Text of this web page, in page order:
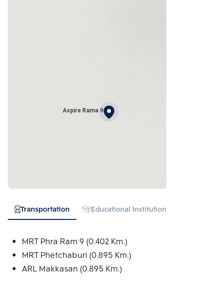
Aspire Rama 9
Transportation Educational Institution
MRT Phra Ram 9 (0.402 Km.)
MRT Phetchaburi (0.895 Km.)
ARL Makkasan (0.895 Km.)